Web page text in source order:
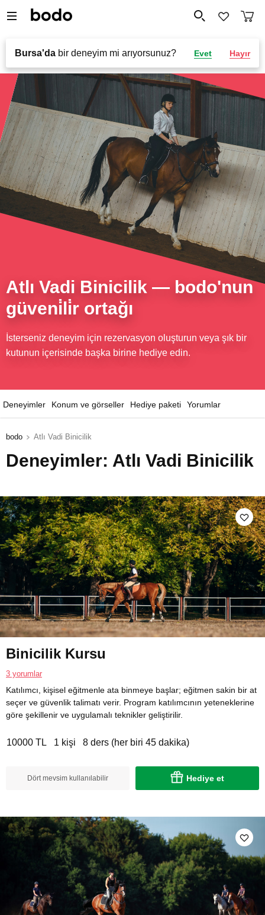
Bursa'da bir deneyim mi arıyorsunuz? Evet Hayır
Atlı Vadi Binicilik — bodo'nun
güveni̇li̇r ortağı
İsterseniz deneyim için rezervasyon oluşturun veya şık bir
kutunun içerisinde başka birine hediye edin.
Deneyimler Konum ve görseller Hediye paketi Yorumlar
bodo Atlı Vadi Binicilik
Deneyimler: Atlı Vadi Binicilik
Binicilik Kursu
3 yorumlar
Katılımcı, kişisel eğitmenle ata binmeye başlar; eğitmen sakin bir at
seçer ve güvenlik talimatı verir. Program katılımcının yeteneklerine
göre şekillenir ve uygulamalı teknikler geliştirilir.
10000 TL 1 kişi 8 ders (her biri 45 dakika)
Dört mevsim kullanılabilir Hediye et